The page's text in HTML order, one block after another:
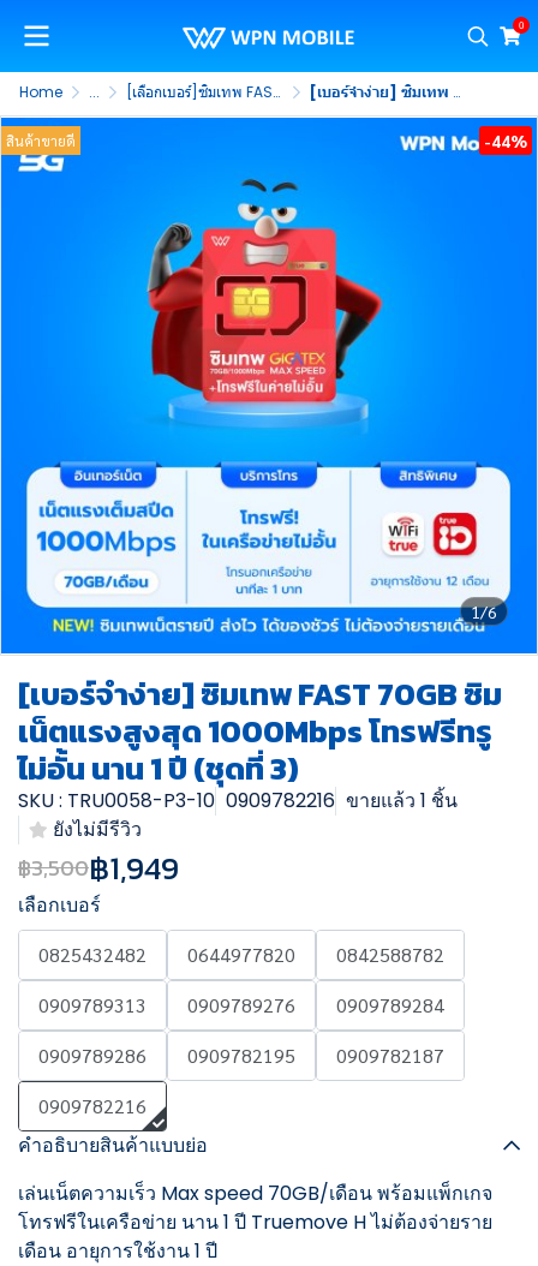
0
Home ... [เลือกเบอร์]ซิมเทพ FAST 70GB [เบอร์จำง่าย] ซิมเทพ FAST 70GB ซิมเน็ตแรงสูงสุด 1000Mbps โทรฟรีทรูไม่อั้น นาน 1 ปี (ชุดที่ 3)
1/6
สินค้าขายดี -44%
[เบอร์จำง่าย] ซิมเทพ FAST 70GB ซิม
เน็ตแรงสูงสุด 1000Mbps โทรฟรีทรู
ไม่อั้น นาน 1 ปี (ชุดที่ 3)
SKU : TRU0058-P3-10 0909782216 ขายแล้ว 1 ชิ้น
ยังไม่มีรีวิว
฿3,500฿1,949
เลือกเบอร์
0825432482 0644977820
0842588782
0909789313
0909789276
0909789284
0909789286
0909782195
0909782187
0909782216
คำอธิบายสินค้าแบบย่อ
เล่นเน็ตความเร็ว Max speed 70GB/เดือน พร้อมแพ็กเกจ
โทรฟรีในเครือข่าย นาน 1 ปี Truemove H ไม่ต้องจ่ายราย
เดือน อายุการใช้งาน 1 ปี